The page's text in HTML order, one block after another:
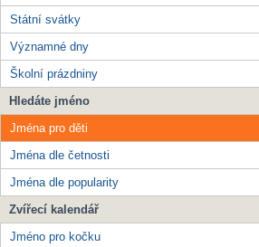
Státní svátky
Významné dny
Školní prázdniny
Hledáte jméno
Jména pro děti
Jména dle četnosti
Jména dle popularity
Zvířecí kalendář
Jméno pro kočku